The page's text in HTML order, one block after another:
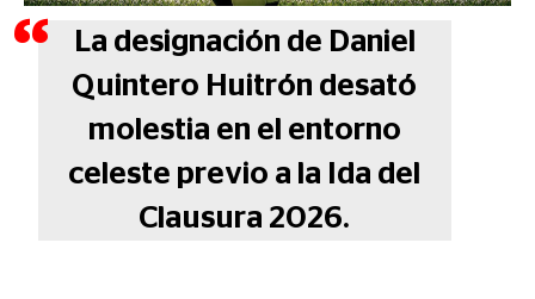
La designación de Daniel
Quintero Huitrón desató
molestia en el entorno
celeste previo a la Ida del
Clausura 2026.